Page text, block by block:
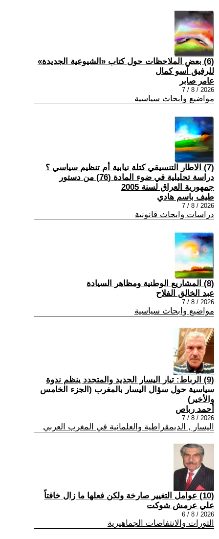
(6) بعض الملاحظات حول كتاب «الشيوعية الجديدة»
للرفيق آسو كمال
عامر صابر
2026 / 8 / 7
مواضيع وابحاث سياسية
(7) الاطار التنسيقي كتلة نيابية أم تنظيم سياسي ؟
دراسة تحليلية في ضوء المادة (76) من دستور
جمهورية العراق لسنة 2005
طيف باسم هادي
2026 / 8 / 7
دراسات وابحاث قانونية
(8) المشاريع الوطنية ومظاهر السيادة
عبد الخالق الفلاح
2026 / 8 / 7
مواضيع وابحاث سياسية
(9) الرباط: تيار اليسار الجديد والمتجدد ينظم ندوة
سياسية حول سؤال اليسار بالمغرب (الجزء الخامس
والأخير)
أحمد رباص
2026 / 8 / 7
اليسار , الديمقراطية والعلمانية في المغرب العربي
(10) عوامل التغيير صارخة ولكن فعلها ما زال خافتاً
علي عرمش شوكت
2026 / 8 / 6
الثورات والانتفاضات الجماهيرية